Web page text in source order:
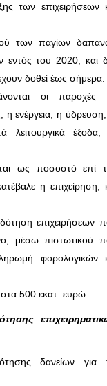
των επιχειρήσεων
των παγίων
εντός του 2020, και
δοθεί έως σήμερα.
οι παροχές
η ενέργεια, η ύδρευση,
λειτουργικά έξοδα,
ως ποσοστό επί
η επιχείρηση,
επιχειρήσεων
μέσω πιστωτικού
φορολογικών
στα 500 εκατ. ευρώ.
δανείων για